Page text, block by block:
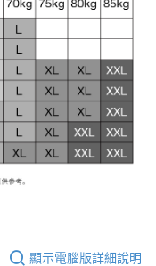
顯示電腦版詳細說明